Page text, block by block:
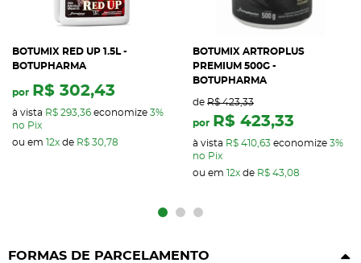
BOTUMIX RED UP 1.5L -
BOTUPHARMA
por R$ 302,43
à vista R$ 293,36 economize 3%
no Pix
ou em
12x de R$ 30,78
BOTUMIX ARTROPLUS
PREMIUM 500G -
BOTUPHARMA
de R$ 423,33
por R$ 423,33
à vista R$ 410,63 economize 3%
no Pix
ou em
12x de R$ 43,08
FORMAS DE PARCELAMENTO